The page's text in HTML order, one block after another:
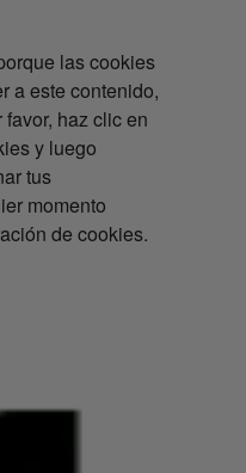
las cookies
a este contenido,
haz clic en
y luego
tus
momento
de cookies.